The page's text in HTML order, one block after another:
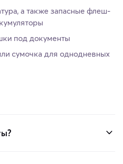
а также запасные флеш-
под документы
сумочка для однодневных